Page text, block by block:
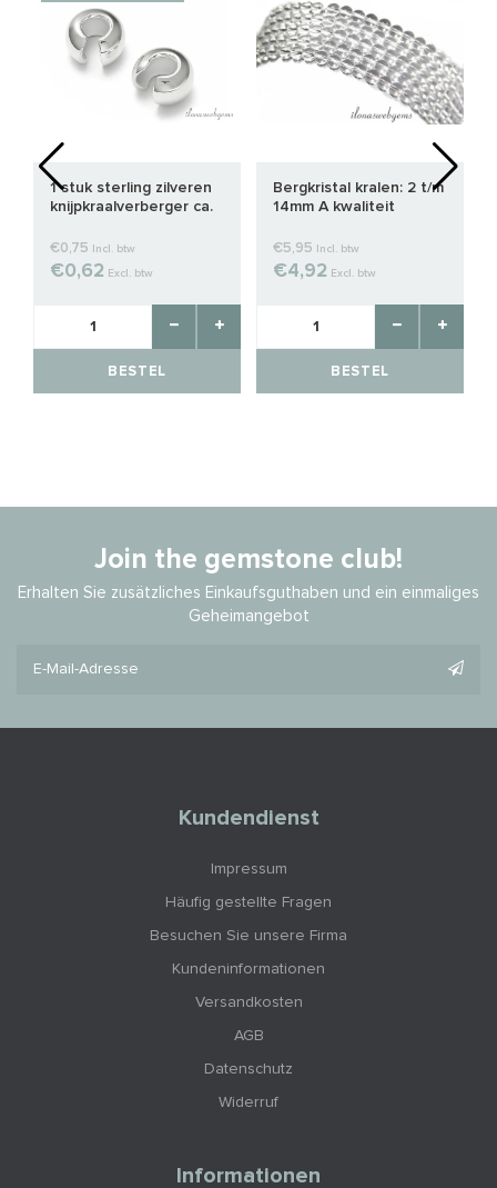
1 stuk sterling zilveren
knijpkraalverberger ca.
€0,75 Incl. btw
€0,62 Excl. btw
BESTEL
Bergkristal kralen: 2 t/m
14mm A kwaliteit
€5,95 Incl. btw
€4,92 Excl. btw
BESTEL
Join the gemstone club!
Erhalten Sie zusätzliches Einkaufsguthaben und ein einmaliges
Geheimangebot
Kundendienst
Impressum
Häufig gestellte Fragen
Besuchen Sie unsere Firma
Kundeninformationen
Versandkosten
AGB
Datenschutz
Widerruf
Informationen